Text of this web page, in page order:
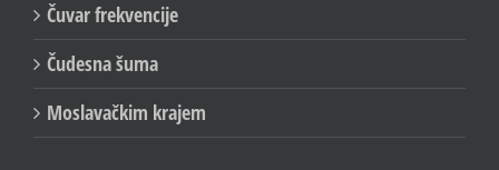
Čuvar frekvencije
Čudesna šuma
Moslavačkim krajem